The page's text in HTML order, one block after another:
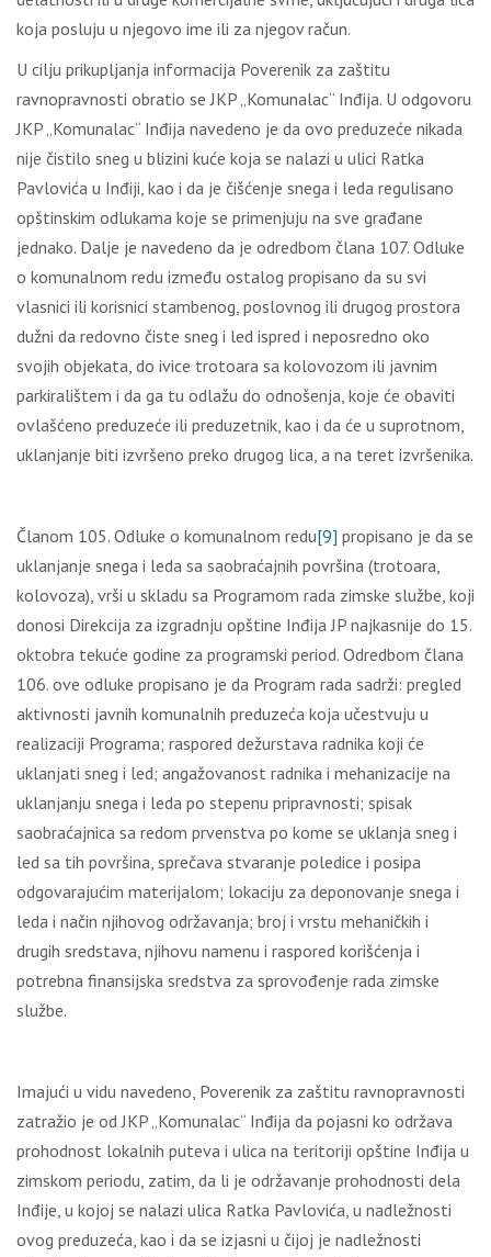
koja posluju u njegovo ime ili za njegov račun.
U cilјu prikuplјanja informacija Poverenik za zaštitu
ravnopravnosti obratio se JKP „Komunalac“ Inđija. U odgovoru
JKP „Komunalac“ Inđija navedeno je da ovo preduzeće nikada
nije čistilo sneg u blizini kuće koja se nalazi u ulici Ratka
Pavlovića u Inđiji, kao i da je čišćenje snega i leda regulisano
opštinskim odlukama koje se primenjuju na sve građane
jednako. Dalјe je navedeno da je odredbom člana 107. Odluke
o komunalnom redu između ostalog propisano da su svi
vlasnici ili korisnici stambenog, poslovnog ili drugog prostora
dužni da redovno čiste sneg i led ispred i neposredno oko
svojih objekata, do ivice trotoara sa kolovozom ili javnim
parkiralištem i da ga tu odlažu do odnošenja, koje će obaviti
ovlašćeno preduzeće ili preduzetnik, kao i da će u suprotnom,
uklanjanje biti izvršeno preko drugog lica, a na teret izvršenika.
Članom 105. Odluke o komunalnom redu[9] propisano je da se
uklanjanje snega i leda sa saobraćajnih površina (trotoara,
kolovoza), vrši u skladu sa Programom rada zimske službe, koji
donosi Direkcija za izgradnju opštine Inđija JP najkasnije do 15.
oktobra tekuće godine za programski period. Odredbom člana
106. ove odluke propisano je da Program rada sadrži: pregled
aktivnosti javnih komunalnih preduzeća koja učestvuju u
realizaciji Programa; raspored dežurstava radnika koji će
uklanjati sneg i led; angažovanost radnika i mehanizacije na
uklanjanju snega i leda po stepenu pripravnosti; spisak
saobraćajnica sa redom prvenstva po kome se uklanja sneg i
led sa tih površina, sprečava stvaranje poledice i posipa
odgovarajućim materijalom; lokaciju za deponovanje snega i
leda i način njihovog održavanja; broj i vrstu mehaničkih i
drugih sredstava, njihovu namenu i raspored korišćenja i
potrebna finansijska sredstva za sprovođenje rada zimske
službe.
Imajući u vidu navedeno, Poverenik za zaštitu ravnopravnosti
zatražio je od JKP „Komunalac“ Inđija da pojasni ko održava
prohodnost lokalnih puteva i ulica na teritoriji opštine Inđija u
zimskom periodu, zatim, da li je održavanje prohodnosti dela
Inđije, u kojoj se nalazi ulica Ratka Pavlovića, u nadležnosti
ovog preduzeća, kao i da se izjasni u čijoj je nadležnosti